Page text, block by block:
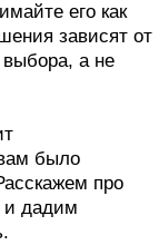
его как
зависят от
выбора, а не
было
про
и дадим